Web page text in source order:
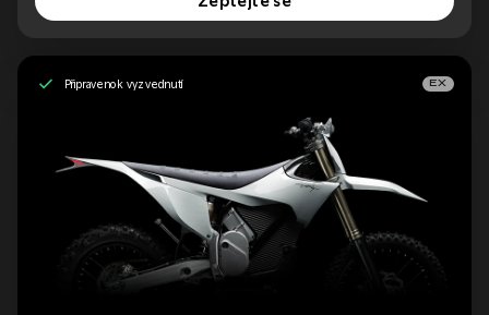
Připraveno k vyzvednutí EX